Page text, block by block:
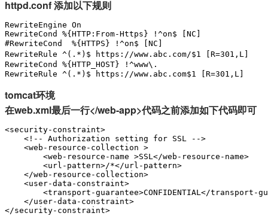
httpd.conf添加以下规则
RewriteEngine On
RewriteCond %{HTTP:From-Https} !^on$ [NC]
#RewriteCond  %{HTTPS} !^on$ [NC]
RewriteRule ^(.*)$ https://www.abc.com/$1 [R=301,L]
RewriteCond %{HTTP_HOST} !^www\.
RewriteRule ^(.*)$ https://www.abc.com$1 [R=301,L]
tomcat环境
在web.xml最后一行</web-app>代码之前添加如下代码即可
<security-constraint>
<!-- Authorization setting for SSL -->
<web-resource-collection >
<web-resource-name >SSL</web-resource-name>
<url-pattern>/*</url-pattern>
</web-resource-collection>
<user-data-constraint>
<transport-guarantee>CONFIDENTIAL</transport-
</user-data-constraint>
</security-constraint>